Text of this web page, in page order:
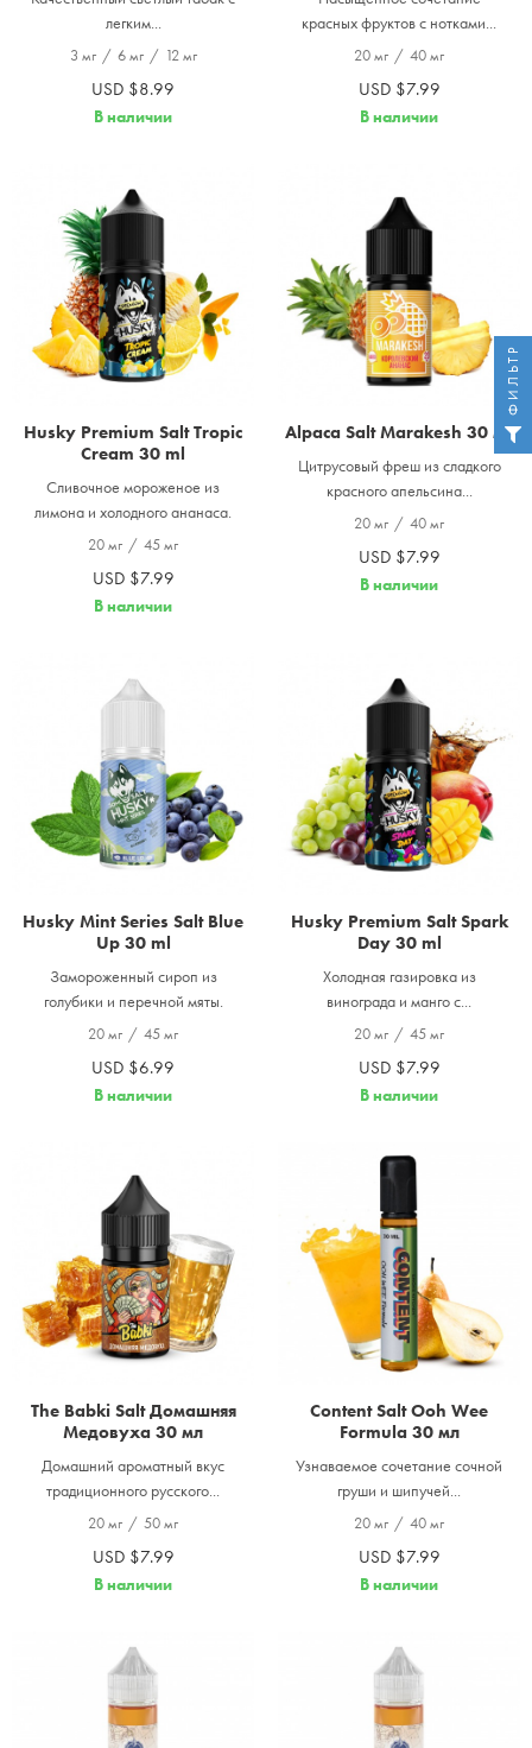
легким...
3 мг / 6 мг / 12 мг
USD $8.99
В наличии
красных фруктов с нотками...
20 мг / 40 мг
USD $7.99
В наличии
Husky Premium Salt Tropic
Cream 30 ml
Сливочное мороженое из
лимона и холодного ананаса.
20 мг / 45 мг
USD $7.99
В наличии
Alpaca Salt Marakesh 30 мл
Цитрусовый фреш из сладкого
красного апельсина...
20 мг / 40 мг
USD $7.99
В наличии
Husky Mint Series Salt Blue
Up 30 ml
Замороженный сироп из
голубики и перечной мяты.
20 мг / 45 мг
USD $6.99
В наличии
Husky Premium Salt Spark
Day 30 ml
Холодная газировка из
винограда и манго с...
20 мг / 45 мг
USD $7.99
В наличии
The Babki Salt Домашняя
Медовуха 30 мл
Домашний ароматный вкус
традиционного русского...
20 мг / 50 мг
USD $7.99
В наличии
Content Salt Ooh Wee
Formula 30 мл
Узнаваемое сочетание сочной
груши и шипучей...
20 мг / 40 мг
USD $7.99
В наличии
ФИЛЬТР